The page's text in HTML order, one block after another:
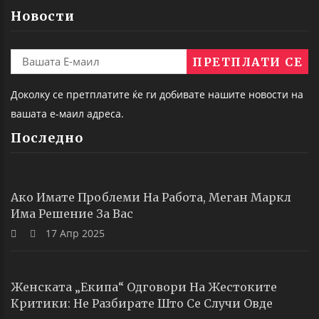
Новости
Доколку се претплатите ќе ги добивате нашите новости на
вашата е-маил адреса.
Последно
Ако Имате Проблеми На Работа, Меган Маркл
Има Решение За Вас
17 Апр 2025
Женската „екипа“ Одговори На Жестоките
Критики: Не Разбирате Што Се Случи Овде